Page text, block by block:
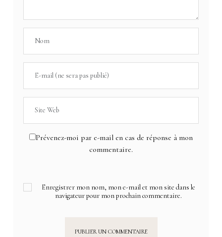
Prévenez-moi par e-mail en cas de réponse à mon
commentaire.
Enregistrer mon nom, mon e-mail et mon site dans le
navigateur pour mon prochain commentaire.